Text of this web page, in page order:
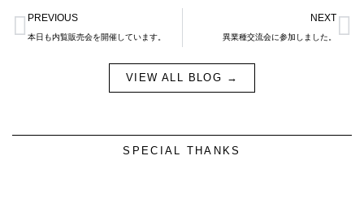
Prev
PREVIOUS
本日も内覧販売会を開催しています。
NEXT
異業種交流会に参加しました。
VIEW ALL BLOG →
SPECIAL THANKS